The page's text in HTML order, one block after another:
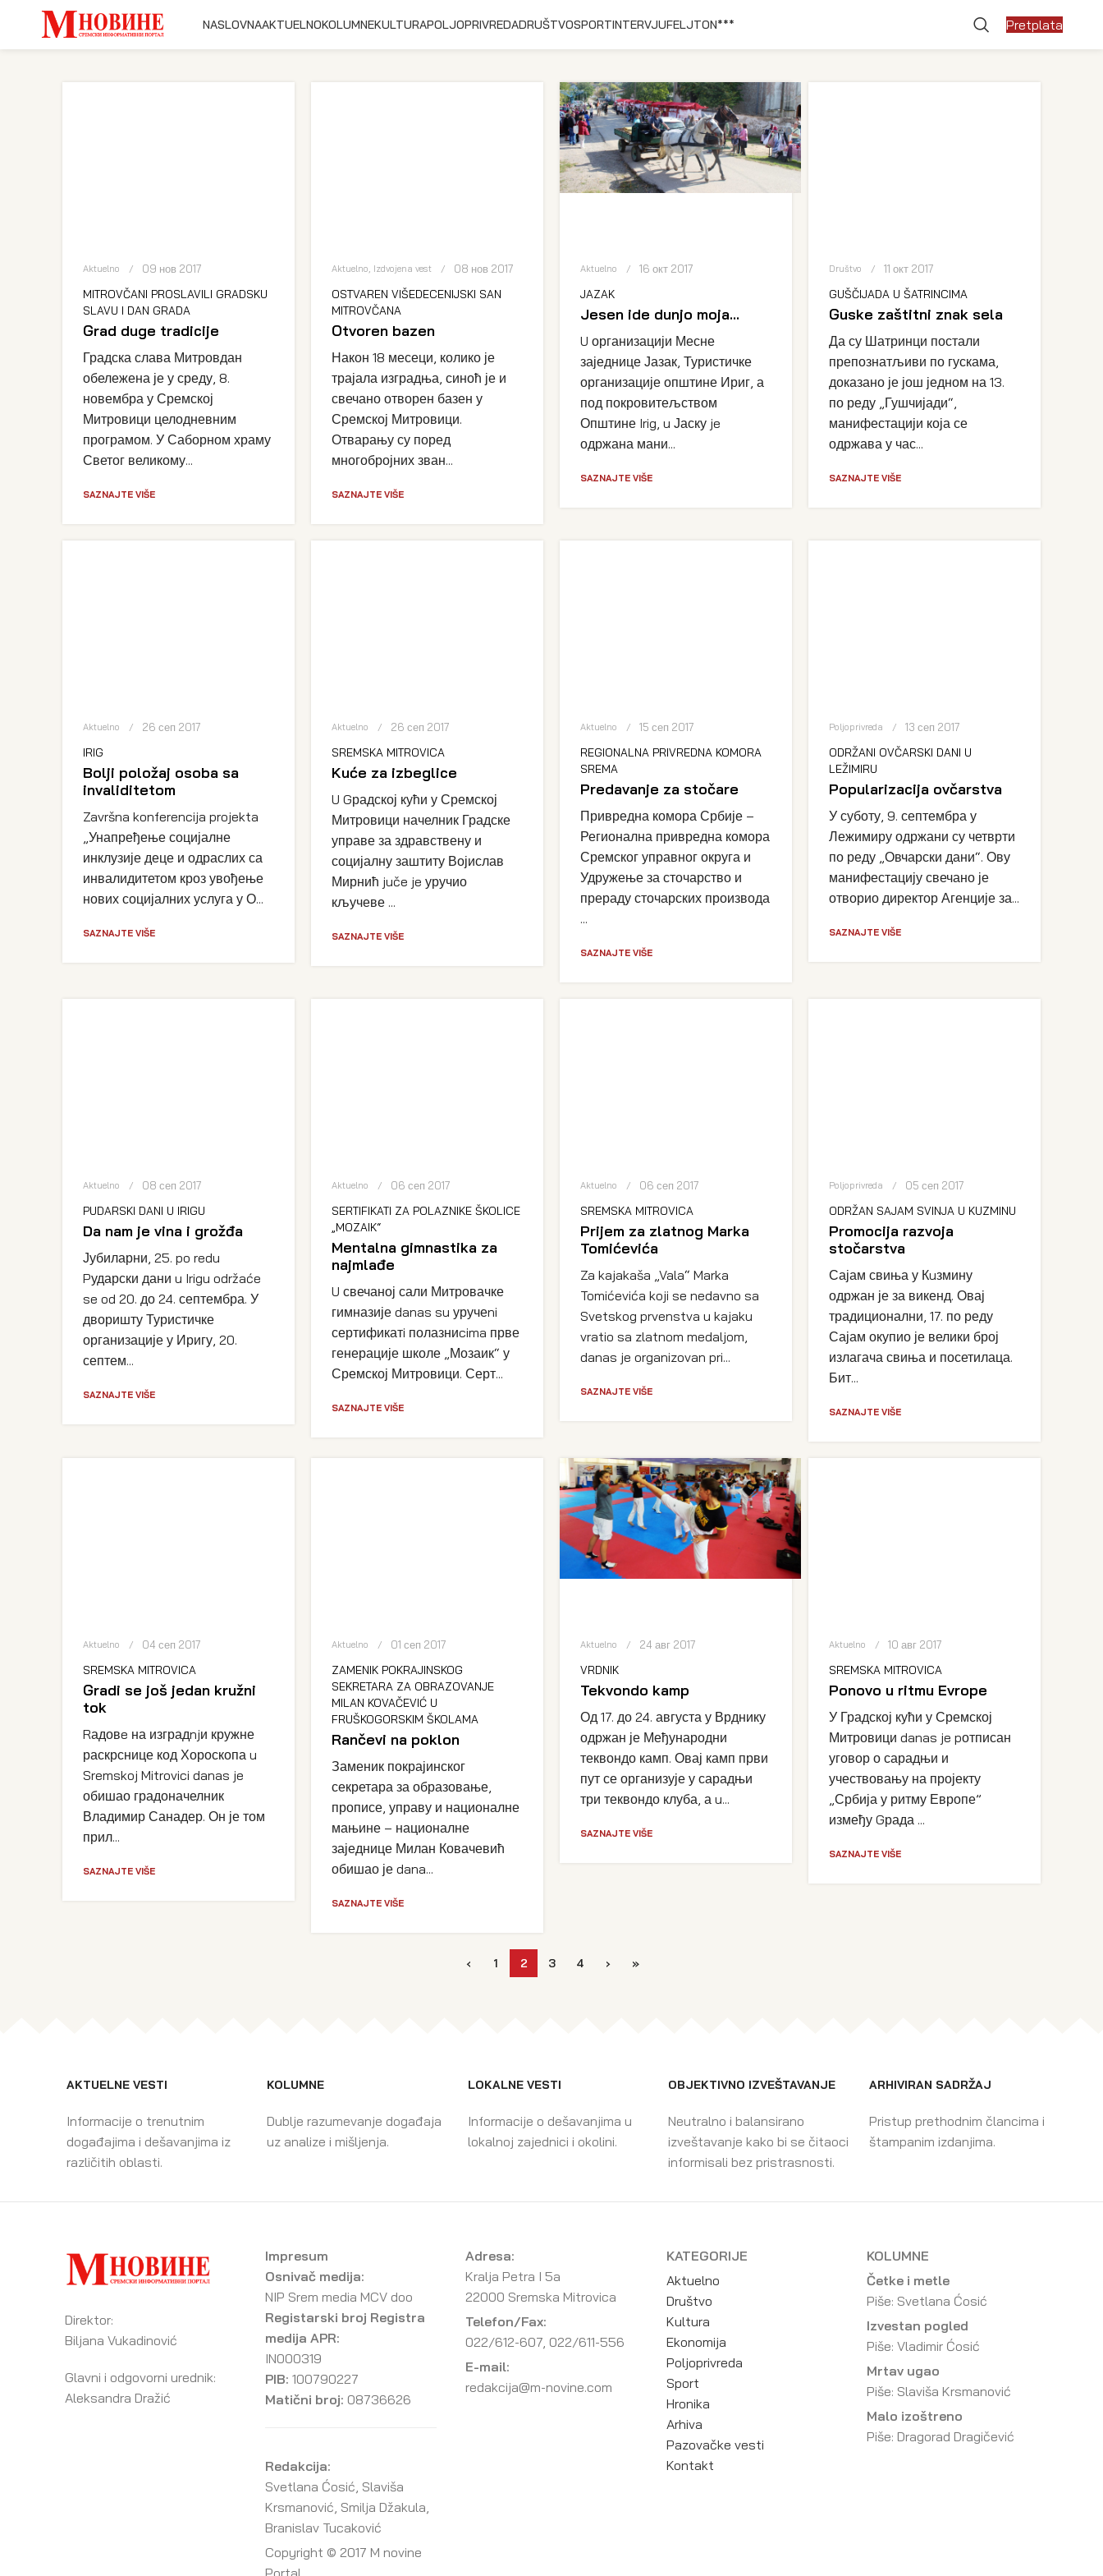
NASLOVNAAKTUELNOKOLUMNEKULTURAPOLJOPRIVREDADRUŠTVOSPORTINTERVJUFELJTON*** Pretplata
Aktuelno 09 нов 2017
MITROVČANI PROSLAVILI GRADSKU
SLAVU I DAN GRADA
Grad duge tradicije
Градска слава Митровдан
обележена је у среду, 8.
новембра у Сремској
Митровици целодневним
програмом. У Саборном храму
Светог великому...
SAZNAJTE VIŠE
Aktuelno Izdvojena vest 08 нов 2017
OSTVAREN VIŠEDECENIJSKI SAN
MITROVČANA
Otvoren bazen
Након 18 месеци, колико је
трајала изградња, синоћ је и
свечано отворен базен у
Сремској Митровици.
Отварању су поред
многобројних зван...
SAZNAJTE VIŠE
Aktuelno 16 окт 2017
JAZAK
Jesen ide dunjo moja…
U организацији Месне
заједнице Јазак, Туристичке
организације општине Ириг, а
под покровитељством
Општине Irig, u Јаску je
одржана мани...
SAZNAJTE VIŠE
Društvo 11 окт 2017
GUŠČIJADA U ŠATRINCIMA
Guske zaštitni znak sela
Да су Шатринци постали
препознатљиви по гускама,
доказано је још једном на 13.
по реду „Гушчијади“,
манифестацији која се
одржава у час...
SAZNAJTE VIŠE
Aktuelno 26 сеп 2017
IRIG
Bolji položaj osoba sa
invaliditetom
Završna konferencija projekta
„Унапређење социјалне
инклузије деце и одраслих са
инвалидитетом кроз увођење
нових социјалних услуга у О...
SAZNAJTE VIŠE
Aktuelno 26 сеп 2017
SREMSKA MITROVICA
Kuće za izbeglice
U Gрадској кући у Сремској
Митровици начелник Градске
управе за здравствену и
социјалну заштиту Војислав
Мирнић juče je уручио
кључеве ...
SAZNAJTE VIŠE
Aktuelno 15 сеп 2017
REGIONALNA PRIVREDNA KOMORA
SREMA
Predavanje za stočare
Привредна комора Србије –
Регионална привредна комора
Сремског управног округа и
Удружење за сточарство и
прераду сточарских производа
...
SAZNAJTE VIŠE
Poljoprivreda 13 сеп 2017
ODRŽANI OVČARSKI DANI U
LEŽIMIRU
Popularizacija ovčarstva
У суботу, 9. септембра у
Лежимиру одржани су четврти
по реду „Овчарски дани“. Ову
манифестацију свечано је
отворио директор Агенције за...
SAZNAJTE VIŠE
Aktuelno 08 сеп 2017
PUDARSKI DANI U IRIGU
Da nam je vina i grožđa
Јубиларни, 25. po redu
Pударски дани u Irigu održaće
se od 20. до 24. септембра. У
дворишту Туристичке
организације у Иригу, 20.
септем...
SAZNAJTE VIŠE
Aktuelno 06 сеп 2017
SERTIFIKATI ZA POLAZNIKE ŠKOLICE
„MOZAIK“
Mentalna gimnastika za
najmlađe
U свечаној сали Митровачке
гимназије danas su уручеni
сертификатi полазниcima прве
генерације школе „Мозаик“ у
Сремској Митровици. Серт...
SAZNAJTE VIŠE
Aktuelno 06 сеп 2017
SREMSKA MITROVICA
Prijem za zlatnog Marka
Tomićevića
Za kajakaša „Vala“ Marka
Tomićevića koji se nedavno sa
Svetskog prvenstva u kajaku
vratio sa zlatnom medaljom,
danas je organizovan pri...
SAZNAJTE VIŠE
Poljoprivreda 05 сеп 2017
ODRŽAN SAJAM SVINJA U KUZMINU
Promocija razvoja
stočarstva
Сајам свиња у Кuзмину
одржан је за викенд. Овај
традиционални, 17. по реду
Сајам окупио је велики број
излагача свиња и посетилаца.
Бит...
SAZNAJTE VIŠE
Aktuelno 04 сеп 2017
SREMSKA MITROVICA
Gradi se još jedan kružni
tok
Rадовe на изградnjи кружне
раскрснице код Хороскопа u
Sremskoj Mitrovici danas je
обишао градоначелник
Владимир Санадер. Он је том
прил...
SAZNAJTE VIŠE
Aktuelno 01 сеп 2017
ZAMENIK POKRAJINSKOG
SEKRETARA ZA OBRAZOVANJE
MILAN KOVAČEVIĆ U
FRUŠKOGORSKIM ŠKOLAMA
Rančevi na poklon
Заменик покрајинског
секретара за образовање,
прописе, управу и националне
мањине – националне
заједнице Милан Ковачевић
обишао је dana...
SAZNAJTE VIŠE
Aktuelno 24 авг 2017
VRDNIK
Tekvondo kamp
Од 17. до 24. августа у Врднику
одржан је Међународни
теквондо камп. Овај камп први
пут се организује у сарадњи
три теквондо клуба, а u...
SAZNAJTE VIŠE
Aktuelno 10 авг 2017
SREMSKA MITROVICA
Ponovo u ritmu Evrope
У Градској кући у Сремској
Митровици danas je pотписан
уговор о сарадњи и
учествовању на пројекту
„Србија у ритму Европе”
између Gрада ...
SAZNAJTE VIŠE
‹ 1 2 3 4 › »
AKTUELNE VESTI
Informacije o trenutnim
događajima i dešavanjima iz
različitih oblasti.
KOLUMNE
Dublje razumevanje događaja
uz analize i mišljenja.
LOKALNE VESTI
Informacije o dešavanjima u
lokalnoj zajednici i okolini.
OBJEKTIVNO IZVEŠTAVANJE
Neutralno i balansirano
izveštavanje kako bi se čitaoci
informisali bez pristrasnosti.
ARHIVIRAN SADRŽAJ
Pristup prethodnim člancima i
štampanim izdanjima.
Direktor:
Biljana Vukadinović
Glavni i odgovorni urednik:
Aleksandra Dražić
Impresum
Osnivač medija:
NIP Srem media MCV doo
Registarski broj Registra
medija APR:
IN000319
PIB: 100790227
Matični broj: 08736626
Redakcija:
Svetlana Ćosić, Slaviša
Krsmanović, Smilja Džakula,
Branislav Tucaković
Copyright © 2017 M novine
Portal
Adresa:
Kralja Petra I 5a
22000 Sremska Mitrovica
Telefon/Fax:
022/612-607, 022/611-556
E-mail:
redakcija@m-novine.com
KATEGORIJE
Aktuelno
Društvo
Kultura
Ekonomija
Poljoprivreda
Sport
Hronika
Arhiva
Pazovačke vesti
Kontakt
KOLUMNE
Četke i metle
Piše: Svetlana Ćosić
Izvestan pogled
Piše: Vladimir Ćosić
Mrtav ugao
Piše: Slaviša Krsmanović
Malo izoštreno
Piše: Dragorad Dragičević